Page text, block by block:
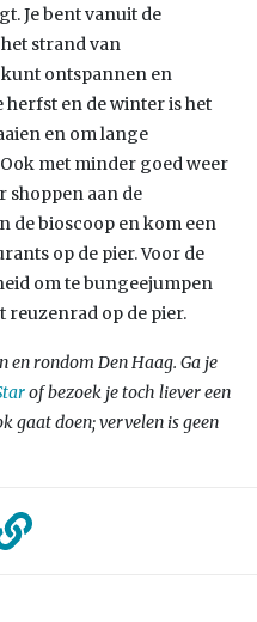
Je bent vanuit de
strand van
ontspannen en
en de winter is het
en om lange
met minder goed weer
shoppen aan de
de bioscoop en kom een
op de pier. Voor de
om te bungeejumpen
reuzenrad op de pier.
en rondom Den Haag. Ga je
of bezoek je toch liever een
gaat doen; vervelen is geen